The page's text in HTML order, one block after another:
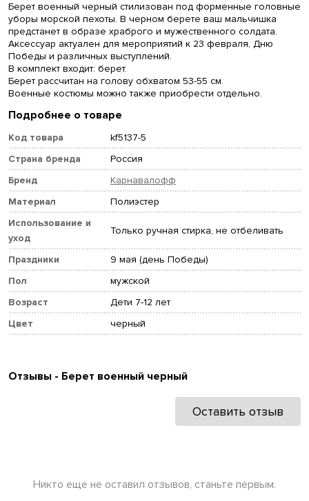
Берет военный черный стилизован под форменные головные
уборы морской пехоты. В черном берете ваш мальчишка
предстанет в образе храброго и мужественного солдата.
Аксессуар актуален для мероприятий к 23 февраля, Дню
Победы и различных выступлений.
В комплект входит: берет.
Берет рассчитан на голову обхватом 53-55 см.
Военные костюмы можно также приобрести отдельно.
Подробнее о товаре
Код товара
kf5137-5
Страна бренда
Россия
Бренд
Карнавалофф
Материал
Полиэстер
Использование и
уход
Только ручная стирка, не отбеливать
Праздники
9 мая (день Победы)
Пол
мужской
Возраст
Дети 7-12 лет
Цвет
черный
Отзывы - Берет военный черный
Оставить отзыв
Никто еще не оставил отзывов, станьте первым.